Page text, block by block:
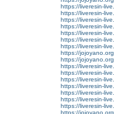
https://liveresin-
https://liveresin-
https://liveresin-
https://liveresin-
https://liveresin-
https://liveresin-
https://liveresin-
https://
https://
https://liveresin-
https://liveresin-
https://liveresin-
https://liveresin-
https://liveresin-
https://liveresin-
https://liveresin-
https://